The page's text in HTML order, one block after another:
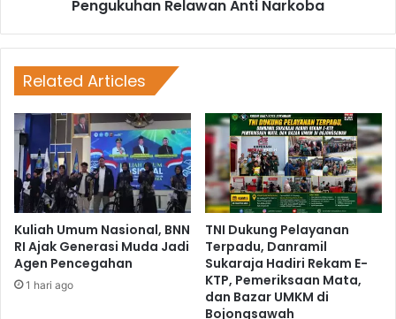
Pengukuhan Relawan Anti Narkoba
Related Articles
Kuliah Umum Nasional, BNN
RI Ajak Generasi Muda Jadi
Agen Pencegahan
1 hari ago
TNI Dukung Pelayanan
Terpadu, Danramil
Sukaraja Hadiri Rekam E-
KTP, Pemeriksaan Mata,
dan Bazar UMKM di
Bojongsawah